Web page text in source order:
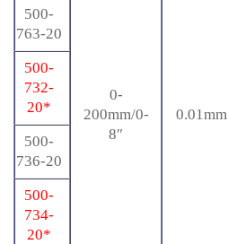
0-
200mm/0-
8″
0.01mm
500-
763-20
500-
732-
20*
500-
736-20
500-
734-
20*